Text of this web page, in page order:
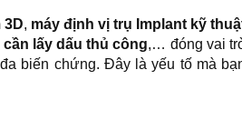
3D, máy định vị trụ Implant kỹ
lấy dấu thủ công,… đóng vai
biến chứng. Đây là yếu tố mà